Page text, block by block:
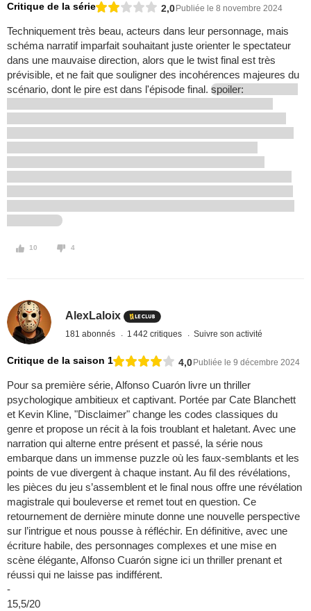
Critique de la série 2,0Publiée le 8 novembre 2024
Techniquement très beau, acteurs dans leur personnage, mais
schéma narratif imparfait souhaitant juste orienter le spectateur
dans une mauvaise direction, alors que le twist final est très
prévisible, et ne fait que souligner des incohérences majeures du
scénario, dont le pire est dans l'épisode final. spoiler:
10 4
AlexLaloix
181 abonnés 1 442 critiques Suivre son activité
Critique de la saison 1 4,0Publiée le 9 décembre 2024
Pour sa première série, Alfonso Cuarón livre un thriller
psychologique ambitieux et captivant. Portée par Cate Blanchett
et Kevin Kline, "Disclaimer" change les codes classiques du
genre et propose un récit à la fois troublant et haletant. Avec une
narration qui alterne entre présent et passé, la série nous
embarque dans un immense puzzle où les faux-semblants et les
points de vue divergent à chaque instant. Au fil des révélations,
les pièces du jeu s’assemblent et le final nous offre une révélation
magistrale qui bouleverse et remet tout en question. Ce
retournement de dernière minute donne une nouvelle perspective
sur l’intrigue et nous pousse à réfléchir. En définitive, avec une
écriture habile, des personnages complexes et une mise en
scène élégante, Alfonso Cuarón signe ici un thriller prenant et
réussi qui ne laisse pas indifférent.
-
15,5/20